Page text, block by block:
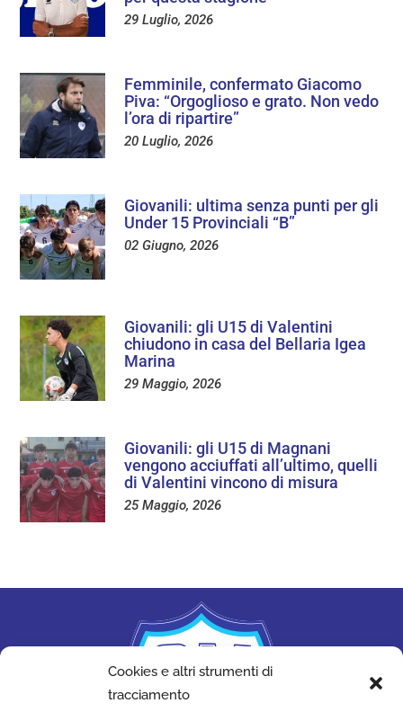
Cookies e altri strumenti di
tracciamento
29 Luglio, 2026
Femminile, confermato Giacomo
Piva: “Orgoglioso e grato. Non vedo
l’ora di ripartire”
20 Luglio, 2026
Giovanili: ultima senza punti per gli
Under 15 Provinciali “B”
02 Giugno, 2026
Giovanili: gli U15 di Valentini
chiudono in casa del Bellaria Igea
Marina
29 Maggio, 2026
Giovanili: gli U15 di Magnani
vengono acciuffati all’ultimo, quelli
di Valentini vincono di misura
25 Maggio, 2026